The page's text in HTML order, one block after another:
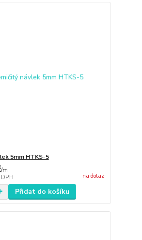
5mm HTKS-5
/m
na dotaz
Přidat do košíku